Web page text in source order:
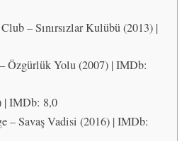
– Sınırsızlar Kulübü (2013) |
Özgürlük Yolu (2007) | IMDb:
| IMDb: 8,0
– Savaş Vadisi (2016) | IMDb: